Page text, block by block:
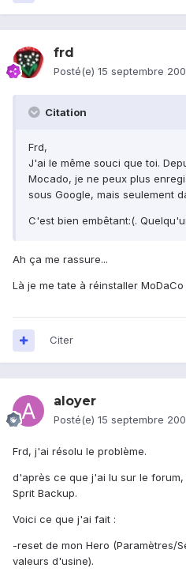
frd
Posté(e) 15 septembre
Citation
Frd,
J'ai le même souci que toi.
Mocado, je ne peux plus
sous Google, mais seulement
C'est bien embêtant:(.
Ah ça me rassure...
Là je me tate à réinstaller
Citer
aloyer
Posté(e) 15 septembre
Frd, j'ai résolu le problème.
d'après ce que j'ai lu sur le
Sprit Backup.
Voici ce que j'ai fait :
-reset de mon Hero (Paramètres/
valeurs d'usine).